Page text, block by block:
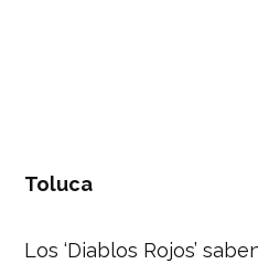
Toluca
Los ‘Diablos Rojos’